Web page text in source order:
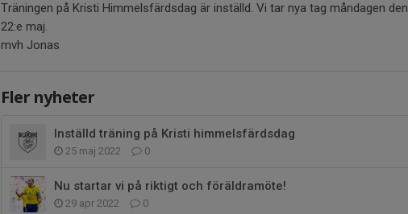
Träningen på Kristi Himmelsfärdsdag är inställd. Vi tar nya tag måndagen den
22:e maj.
mvh Jonas
Fler nyheter
Inställd träning på Kristi himmelsfärdsdag
25 maj 2022 0
Nu startar vi på riktigt och föräldramöte!
29 apr 2022 0